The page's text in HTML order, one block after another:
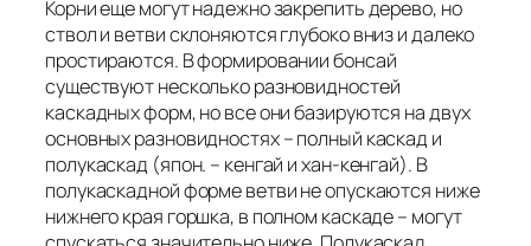
Корни еще могут надежно закрепить дерево, но
ствол и ветви склоняются глубоко вниз и далеко
простираются. В формировании бонсай
существуют несколько разновидностей
каскадных форм, но все они базируются на двух
основных разновидностях – полный каскад и
полукаскад (япон. – кенгай и хан-кенгай). В
полукаскадной форме ветви не опускаются ниже
нижнего края горшка, в полном каскаде – могут